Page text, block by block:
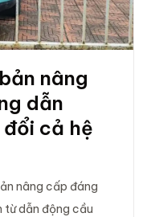
nâng
dẫn
cả hệ
nâng cấp đáng
từ dẫn động cầu